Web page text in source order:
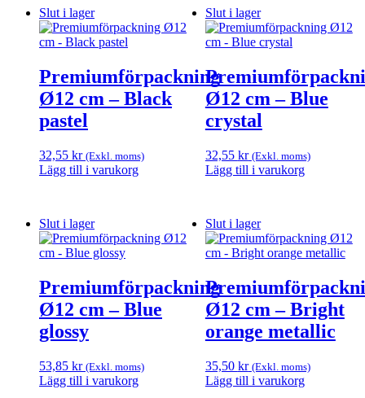
Slut i lager
Premiumförpackning
Ø12 cm – Black
pastel
32,55 kr (Exkl. moms)
Lägg till i varukorg
Slut i lager
Ø12 cm – Blue
crystal
32,55 kr (Exkl. moms)
Lägg till i varukorg
Slut i lager
Premiumförpackning
Ø12 cm – Blue
glossy
53,85 kr (Exkl. moms)
Lägg till i varukorg
Slut i lager
Ø12 cm – Bright
orange metallic
35,50 kr (Exkl. moms)
Lägg till i varukorg